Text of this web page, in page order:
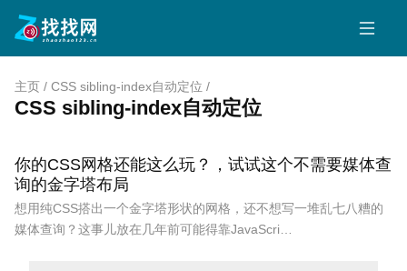
主页 / CSS sibling-index自动定位 /
CSS sibling-index自动定位
你的CSS网格还能这么玩？，试试这个不需要媒体查
询的金字塔布局
想用纯CSS搭出一个金字塔形状的网格，还不想写一堆乱七八糟的
媒体查询？这事儿放在几年前可能得靠JavaScri…